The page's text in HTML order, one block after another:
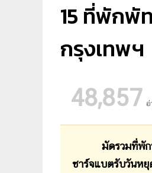
15 ที่พักพั
กรุงเทพฯ
48,857 อ่
มัดรวมที่พักพัทย
ชาร์จแบตรับวันหยุ